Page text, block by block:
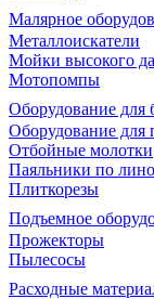
Малярное
Металлоискатели
Мойки высокого
Мотопомпы
Оборудование для
Оборудование для
Отбойные молотки
Паяльники по
Плиткорезы
Подъемное
Прожекторы
Пылесосы
Расходные